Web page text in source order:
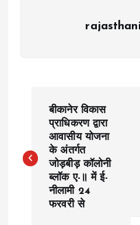
s
बीकानेर विकास
प्राधिकरण द्वारा
आवासीय योजना
के अंतर्गत
जोड़बीड़ कॉलोनी
ब्लॉक ए-॥ में ई-
नीलामी 24
फरवरी से